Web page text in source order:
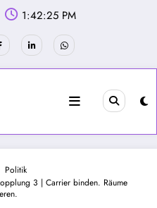
1:42:26 PM
Politik
3 | Carrier binden. Räume